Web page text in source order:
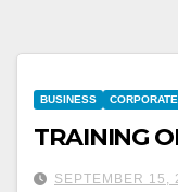
BUSINESS CORPORATE
TRAINING
SEPTEMBER 15,